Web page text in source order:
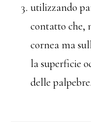
utilizzando
contatto che,
cornea ma
la superficie
delle palpebre.